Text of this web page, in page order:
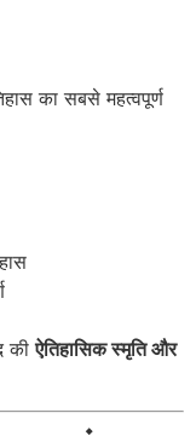
का सबसे महत्वपूर्ण
कीऐतिहासिक स्मृति और